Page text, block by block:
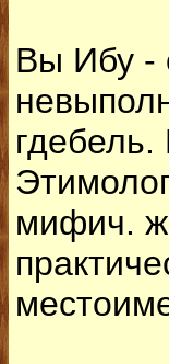
Вы Ибу -
мифич.